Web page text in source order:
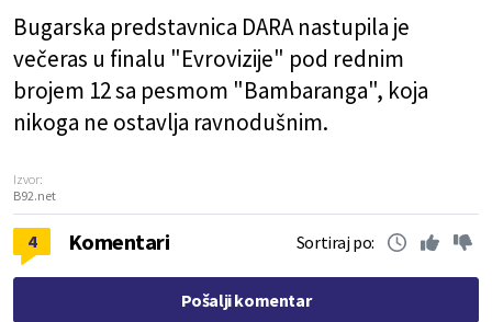
Bugarska predstavnica DARA nastupila je
večeras u finalu "Evrovizije" pod rednim
brojem 12 sa pesmom "Bambaranga", koja
nikoga ne ostavlja ravnodušnim.
Izvor:
B92.net
4 Komentari Sortiraj po:
Pošalji komentar